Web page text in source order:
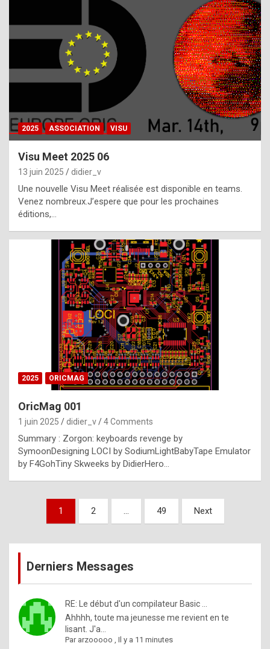
h
a
t
t
e
b
e
s
t
p
h
o
n
y
l
e
x
a
%
m
a
d
2025 ASSOCIATION VISU
Visu Meet 2025 06
13 juin 2025 didier_v
Une nouvelle Visu Meet réalisée est disponible en teams.
Venez nombreux.J’espere que pour les prochaines
éditions,…
2025 ORICMAG
OricMag 001
1 juin 2025 didier_v 4 Comments
Summary : Zorgon: keyboards revenge by
SymoonDesigning LOCI by SodiumLightBabyTape Emulator
by F4GohTiny Skweeks by DidierHero…
Pagination
publications
1 2 … 49 Next
Derniers Messages
RE: Le début d'un compilateur Basic ...
Ahhhh, toute ma jeunesse me revient en te
lisant. J'a...
Par arzooooo ,Il y a 11 minutes